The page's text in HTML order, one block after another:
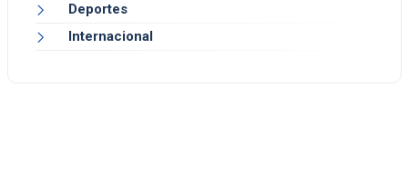
Deportes
Internacional